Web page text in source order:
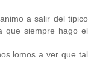
a salir del tipico
que siempre hago el
lomos a ver que tal